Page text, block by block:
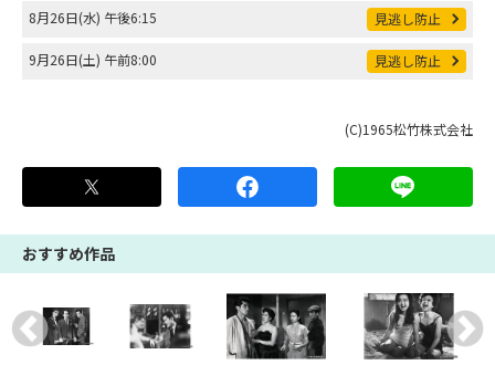
8月26日(水) 午後6:15 見逃し防止
9月26日(土) 午前8:00 見逃し防止
(C)1965松竹株式会社
おすすめ作品